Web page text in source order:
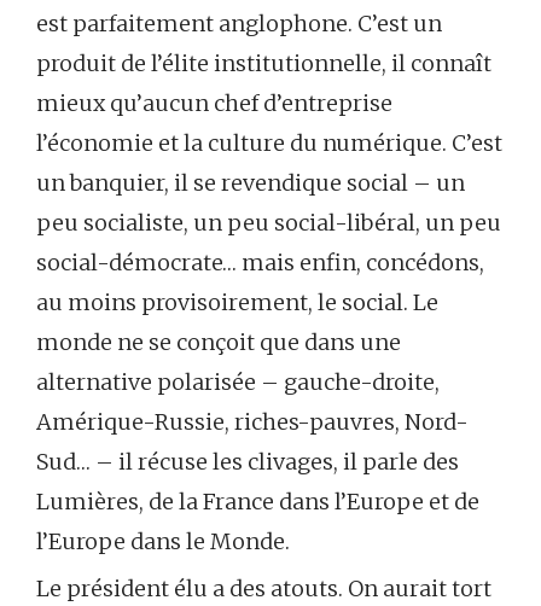
est parfaitement anglophone. C’est un
produit de l’élite institutionnelle, il connaît
mieux qu’aucun chef d’entreprise
l’économie et la culture du numérique. C’est
un banquier, il se revendique social – un
peu socialiste, un peu social-libéral, un peu
social-démocrate… mais enfin, concédons,
au moins provisoirement, le social. Le
monde ne se conçoit que dans une
alternative polarisée – gauche-droite,
Amérique-Russie, riches-pauvres, Nord-
Sud… – il récuse les clivages, il parle des
Lumières, de la France dans l’Europe et de
l’Europe dans le Monde.
Le président élu a des atouts. On aurait tort